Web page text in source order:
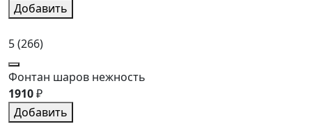
Добавить
5(266)
Фонтан шаров нежность
1910₽
Добавить